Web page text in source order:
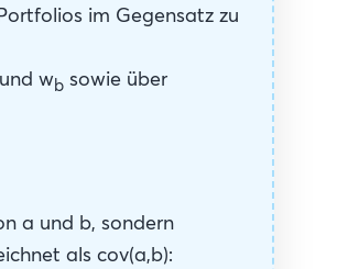
im Gegensatz zu
und wb sowie über
a und b, sondern
als cov(a,b):